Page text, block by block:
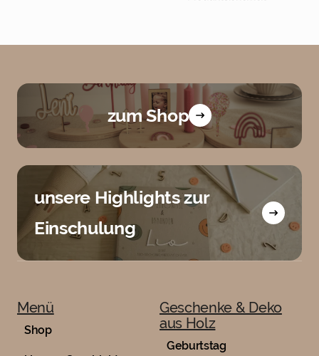
zum Shop
unsere Highlights zur
Einschulung
Menü
Shop
Geschenke & Deko
aus Holz
Geburtstag